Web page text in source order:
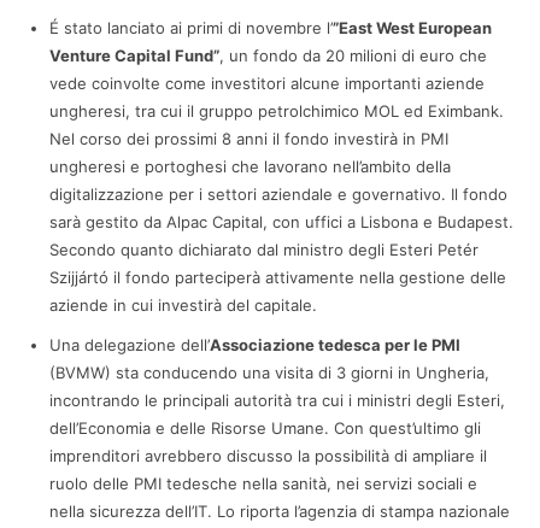
É stato lanciato ai primi di novembre l’”East West European
Venture Capital Fund”, un fondo da 20 milioni di euro che
vede coinvolte come investitori alcune importanti aziende
ungheresi, tra cui il gruppo petrolchimico MOL ed Eximbank.
Nel corso dei prossimi 8 anni il fondo investirà in PMI
ungheresi e portoghesi che lavorano nell’ambito della
digitalizzazione per i settori aziendale e governativo. Il fondo
sarà gestito da Alpac Capital, con uffici a Lisbona e Budapest.
Secondo quanto dichiarato dal ministro degli Esteri Petér
Szijjártó il fondo parteciperà attivamente nella gestione delle
aziende in cui investirà del capitale.
Una delegazione dell’Associazione tedesca per le PMI
(BVMW) sta conducendo una visita di 3 giorni in Ungheria,
incontrando le principali autorità tra cui i ministri degli Esteri,
dell’Economia e delle Risorse Umane. Con quest’ultimo gli
imprenditori avrebbero discusso la possibilità di ampliare il
ruolo delle PMI tedesche nella sanità, nei servizi sociali e
nella sicurezza dell’IT. Lo riporta l’agenzia di stampa nazionale